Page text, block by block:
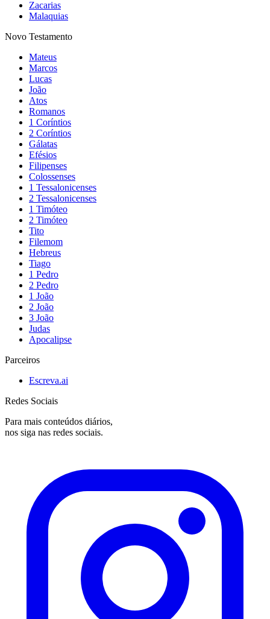
Zacarias
Malaquias
Novo Testamento
Mateus
Marcos
Lucas
João
Atos
Romanos
1 Coríntios
2 Coríntios
Gálatas
Efésios
Filipenses
Colossenses
1 Tessalonicenses
2 Tessalonicenses
1 Timóteo
2 Timóteo
Tito
Filemom
Hebreus
Tiago
1 Pedro
2 Pedro
1 João
2 João
3 João
Judas
Apocalipse
Parceiros
Escreva.ai
Redes Sociais
Para mais conteúdos diários,
nos siga nas redes sociais.